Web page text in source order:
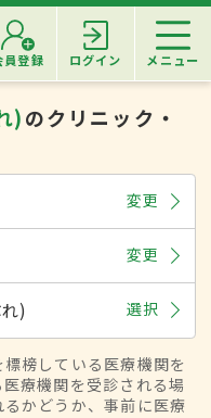
員登録 ログイン メニュー
)のクリニック・
変更
変更
) 選択
榜している医療機関を
療機関を受診される場
かどうか、事前に医療